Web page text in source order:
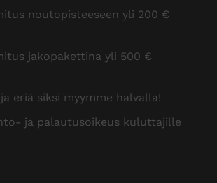
noutopisteeseen yli 200 €
jakopakettina yli 500 €
eriä siksi myymme halvalla!
ja palautusoikeus kuluttajille